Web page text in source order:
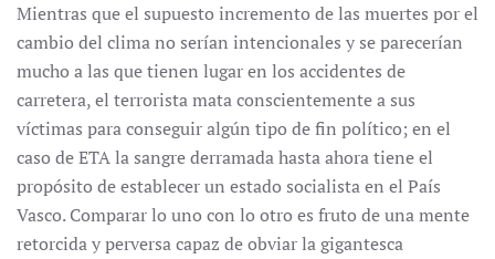
Mientras que el supuesto incremento de las muertes por el
cambio del clima no serían intencionales y se parecerían
mucho a las que tienen lugar en los accidentes de
carretera, el terrorista mata conscientemente a sus
víctimas para conseguir algún tipo de fin político; en el
caso de ETA la sangre derramada hasta ahora tiene el
propósito de establecer un estado socialista en el País
Vasco. Comparar lo uno con lo otro es fruto de una mente
retorcida y perversa capaz de obviar la gigantesca